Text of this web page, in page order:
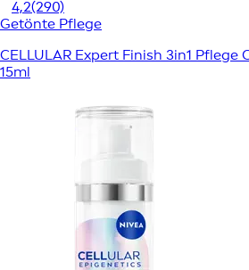
4,2(290)
Getönte Pflege
CELLULAR Expert Finish 3in1 Pflege
15ml